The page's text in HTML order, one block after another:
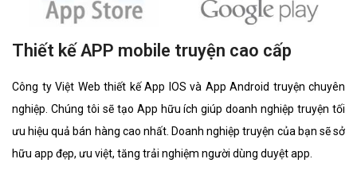
Thiết kế APP mobile truyện cao cấp
Công ty Việt Web thiết kế App IOS và App Android truyện chuyên
nghiệp. Chúng tôi sẽ tạo App hữu ích giúp doanh nghiệp truyện tối
ưu hiệu quả bán hàng cao nhất. Doanh nghiệp truyện của bạn sẽ sở
hữu app đẹp, ưu việt, tăng trải nghiệm người dùng duyệt app.